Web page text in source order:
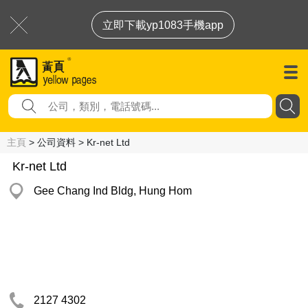
立即下載yp1083手機app
主頁 > 公司資料 > Kr-net Ltd
Kr-net Ltd
Gee Chang Ind Bldg, Hung Hom
2127 4302